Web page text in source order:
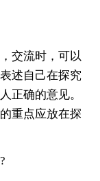
交流时，可以
述自己在探究
正确的意见。
重点应放在探